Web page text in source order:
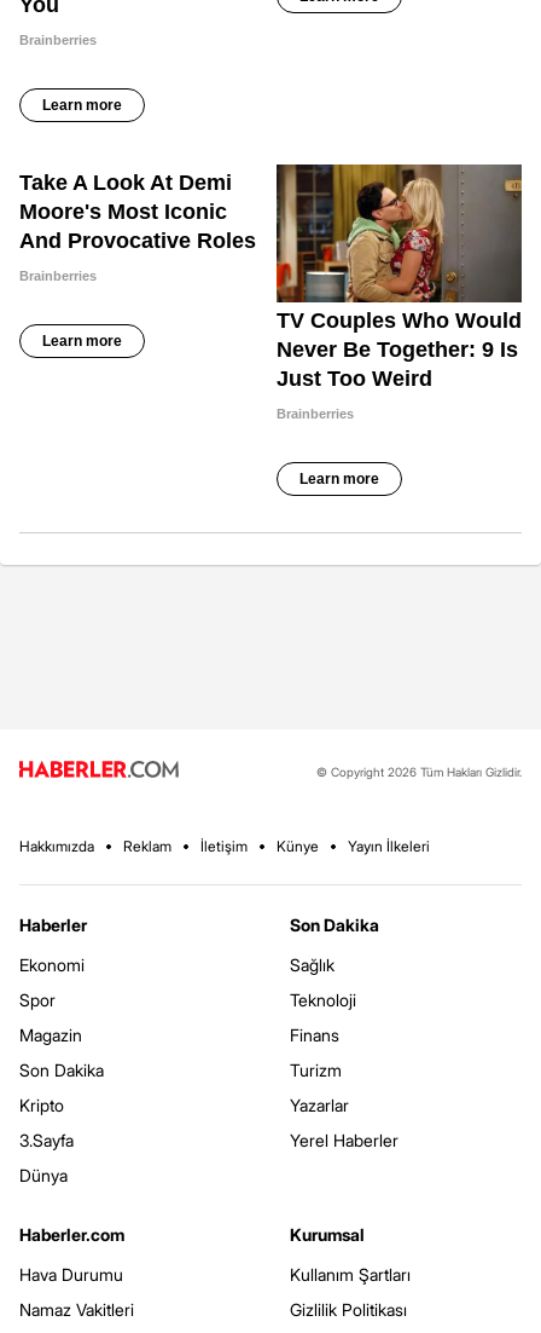
© Copyright 2026 Tüm Hakları Gizlidir.
Hakkımızda Reklam İletişim Künye Yayın İlkeleri
Haberler
Ekonomi
Spor
Magazin
Son Dakika
Kripto
3.Sayfa
Dünya
Son Dakika
Sağlık
Teknoloji
Finans
Turizm
Yazarlar
Yerel Haberler
Haberler.com
Hava Durumu
Namaz Vakitleri
Kurumsal
Kullanım Şartları
Gizlilik Politikası